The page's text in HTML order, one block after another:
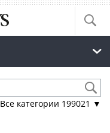
Все категории 199021 ▼